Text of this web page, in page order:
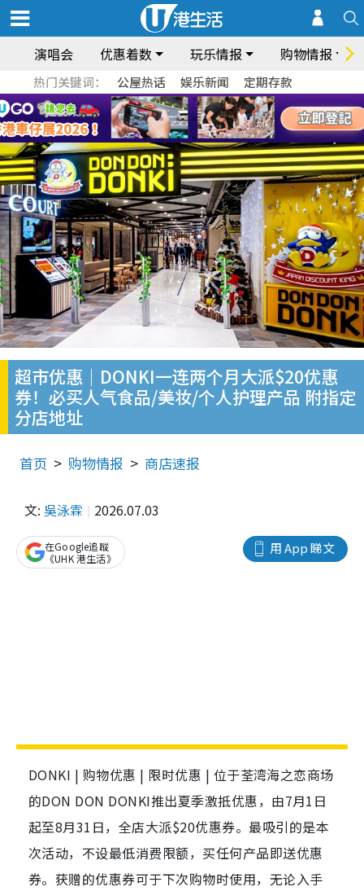
演唱会 优惠着数 玩乐情报 购物情报
热门关键词： 公屋热话 娱乐新闻 定期存款
超市优惠｜DONKI一连两个月大派$20优惠
券！必买人气食品/美妆/个人护理产品 附指定
分店地址
首页 购物情报 商店速报
文: 吳泳霖 2026.07.03
用 App 睇文
在Google追蹤
《UHK 港生活》
DONKI | 购物优惠 | 限时优惠 | 位于荃湾海之恋商场
的DON DON DONKI推出夏季激抵优惠，由7月1日
起至8月31日，全店大派$20优惠券。最吸引的是本
次活动，不设最低消费限额，买任何产品即送优惠
券。获赠的优惠券可于下次购物时使用，无论入手